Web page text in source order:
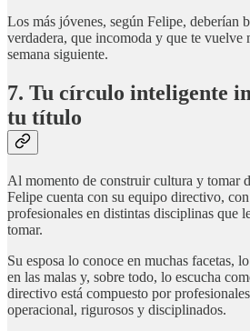
Los más jóvenes, según Felipe, deberían
verdadera, que incomoda y que te vuelve
semana siguiente.
7. Tu círculo inteligente
tu título
Al momento de construir cultura y tomar
Felipe cuenta con su equipo directivo,
profesionales en distintas disciplinas que
tomar.
Su esposa lo conoce en muchas facetas,
en las malas y, sobre todo, lo escucha
directivo está compuesto por
operacional, rigurosos y disciplinados.